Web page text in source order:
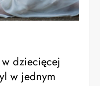
dziecięcej
w jednym